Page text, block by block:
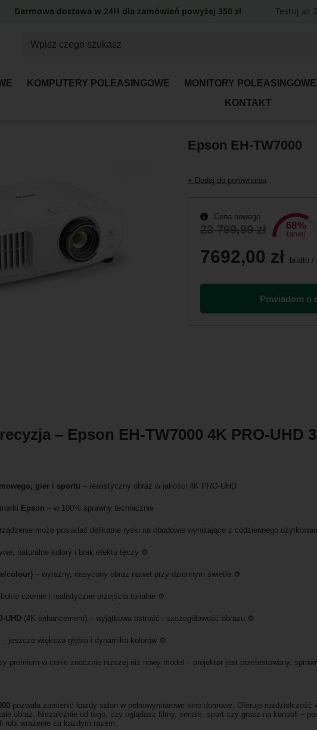
KOMPUTERY POLEASINGOWE MONITORY POLEASINGOWE
KONTAKT
Epson EH-TW7000
+ Dodaj do porównania
Cena nowego
23 799,99 zł 68%
taniej
7692,00 zł brutto/
Powiadom o
– Epson EH-TW7000 4K PRO-UHD
gier i sportu – realistyczny obraz w jakości 4K PRO-UHD
Epson – w 100% sprawny technicznie
może posiadać delikatne ryski na obudowie wynikające z codziennego
naturalne kolory i brak efektu tęczy ⚙️
colour) – wyraźny, nasycony obraz nawet przy dziennym świetle ⚙️
czernie i realistyczne przejścia tonalne ⚙️
UHD (4K enhancement) – wyjątkowa ostrość i szczegółowość obrazu ⚙️
– jeszcze większa głębia i dynamika kolorów ⚙️
premium w cenie znacznie niższej niż nowy model – projektor jest przetestowany,
pozwala zamienić każdy salon w pełnowymiarowe kino domowe. Oferuje
obraz. Niezależnie od tego, czy oglądasz filmy, seriale, sport czy grasz na konsoli –
robi wrażenie za każdym razem.
Darmowa dostawa w 24H dla zamówień powyżej 350 zł Testuj aż